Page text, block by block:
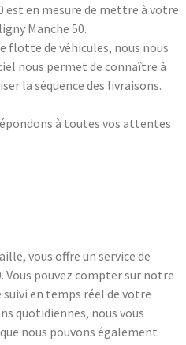
est en mesure de mettre à votre
Manche 50.
de véhicules, nous nous
nous permet de connaître à
la séquence des livraisons.
à toutes vos attentes
vous offre un service de
Vous pouvez compter sur notre
en temps réel de votre
quotidiennes, nous vous
nous pouvons également